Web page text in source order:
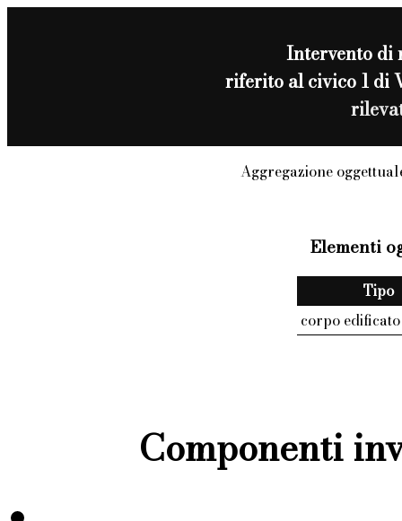
Intervento di
riferito al civico 1 di
Aggregazione
Elementi
Tipo
corpo edificato
Componenti